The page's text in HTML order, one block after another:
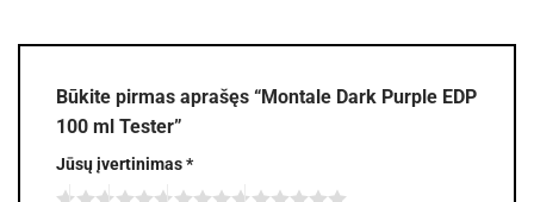
Būkite pirmas aprašęs “Montale Dark Purple EDP
100 ml Tester”
Jūsų įvertinimas*